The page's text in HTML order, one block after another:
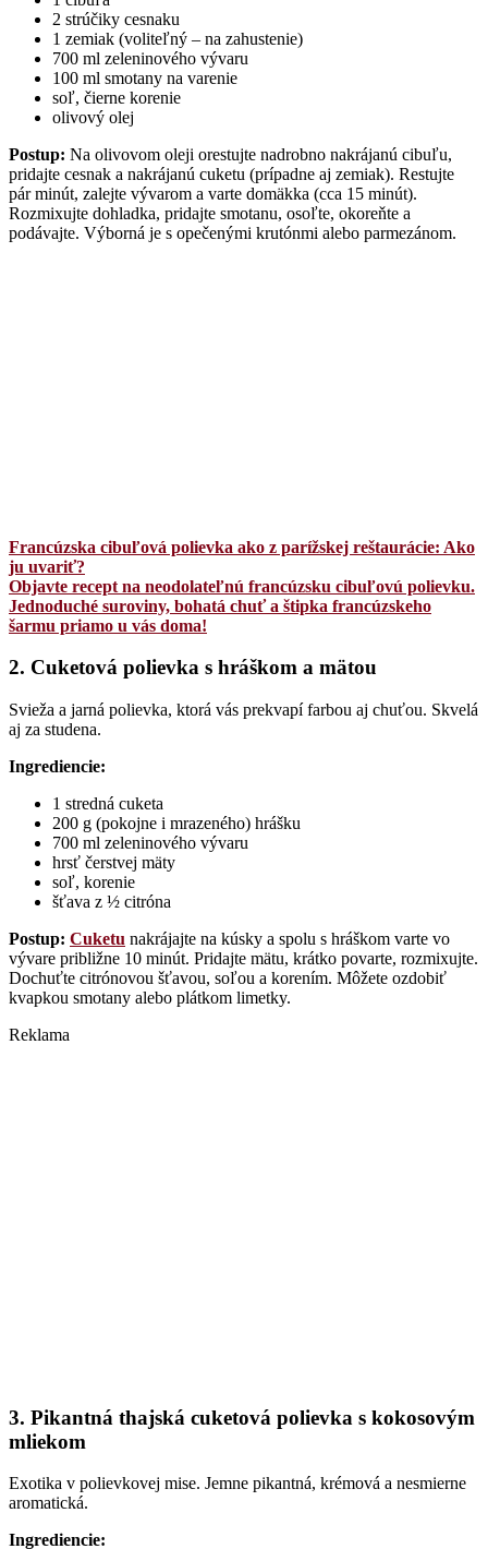
2 strúčiky cesnaku
1 zemiak (voliteľný – na zahustenie)
700 ml zeleninového vývaru
100 ml smotany na varenie
soľ, čierne korenie
olivový olej
Postup: Na olivovom oleji orestujte nadrobno nakrájanú cibuľu,
pridajte cesnak a nakrájanú cuketu (prípadne aj zemiak). Restujte
pár minút, zalejte vývarom a varte domäkka (cca 15 minút).
Rozmixujte dohladka, pridajte smotanu, osoľte, okoreňte a
podávajte. Výborná je s opečenými krutónmi alebo parmezánom.
Francúzska cibuľová polievka ako z parížskej reštaurácie: Ako
ju uvariť?
Objavte recept na neodolateľnú francúzsku cibuľovú polievku.
Jednoduché suroviny, bohatá chuť a štipka francúzskeho
šarmu priamo u vás doma!
2. Cuketová polievka s hráškom a mätou
Svieža a jarná polievka, ktorá vás prekvapí farbou aj chuťou. Skvelá
aj za studena.
Ingrediencie:
1 stredná cuketa
200 g (pokojne i mrazeného) hrášku
700 ml zeleninového vývaru
hrsť čerstvej mäty
soľ, korenie
šťava z ½ citróna
Postup: Cuketu nakrájajte na kúsky a spolu s hráškom varte vo
vývare približne 10 minút. Pridajte mätu, krátko povarte, rozmixujte.
Dochuťte citrónovou šťavou, soľou a korením. Môžete ozdobiť
kvapkou smotany alebo plátkom limetky.
Reklama
3. Pikantná thajská cuketová polievka s kokosovým
mliekom
Exotika v polievkovej mise. Jemne pikantná, krémová a nesmierne
aromatická.
Ingrediencie: